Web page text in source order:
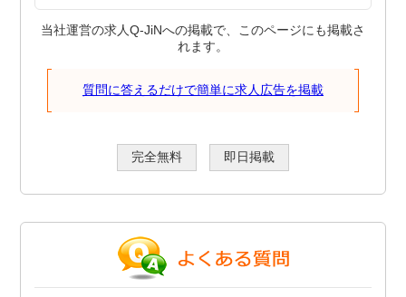
当社運営の求人Q-JiNへの掲載で、このページにも掲載さ
れます。
質問に答えるだけで簡単に求人広告を掲載
完全無料 即日掲載